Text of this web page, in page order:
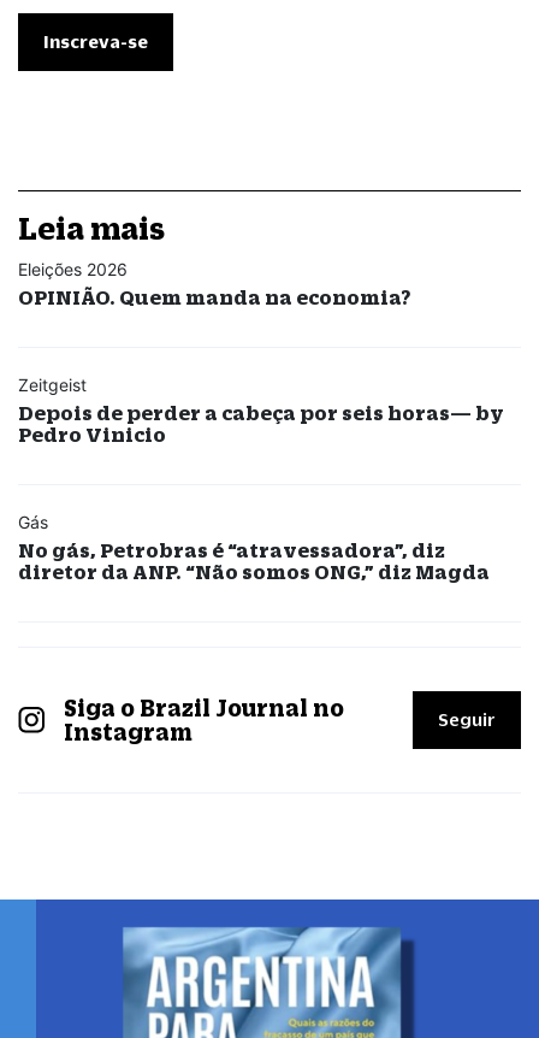
Leia mais
Eleições 2026
OPINIÃO. Quem manda na economia?
Zeitgeist
Depois de perder a cabeça por seis horas— by
Pedro Vinicio
Gás
No gás, Petrobras é “atravessadora”, diz
diretor da ANP. “Não somos ONG,” diz Magda
Siga o Brazil Journal no
Instagram
Seguir